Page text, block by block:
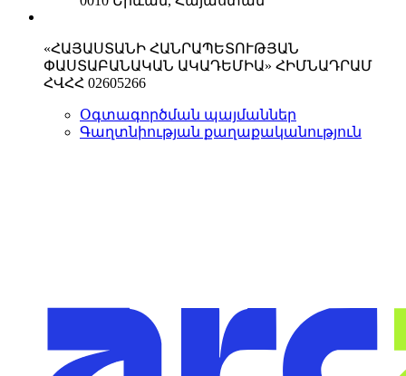
«ՀԱՅԱՍՏԱՆԻ ՀԱՆՐԱՊԵՏՈՒԹՅԱՆ
ՓԱՍՏԱԲԱՆԱԿԱՆ ԱԿԱԴԵՄԻԱ» ՀԻՄՆԱԴՐԱՄ
ՀՎՀՀ 02605266
Օգտագործման պայմաններ
Գաղտնիության քաղաքականություն